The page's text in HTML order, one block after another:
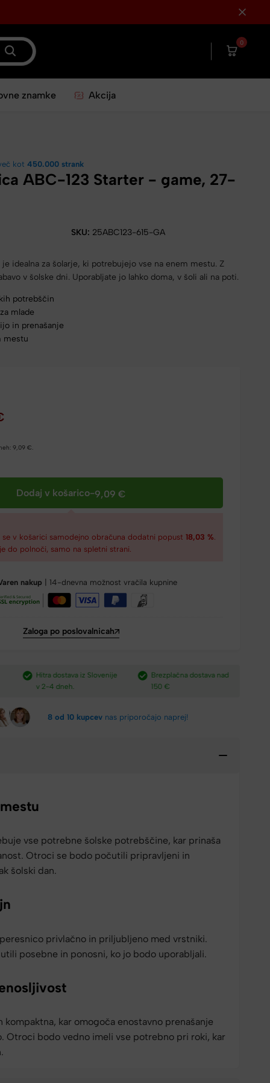
0
znamke Akcija
kot450.000 strank
ABC-123 Starter - game, 27-
SKU: 25ABC123-615-GA
je idealna za šolarje, ki potrebujejo vse na enem mestu. Z
v šolske dni. Uporabljate jo lahko doma, v šoli ali na poti.
potrebščin
mlade
in prenašanje
mestu
9,09€.
Dodaj v košarico-9,09€
se v košarici samodejno obračuna dodatni popust18,03 %.
do polnoči, samo na spletni strani.
nakup | 14-dnevna možnost vračila kupnine
Zaloga po poslovalnicah
Brezplačna dostava nad
150 €​
Plačilo po povzetju,
preko paypal-a in kartic.​
8 od 10 kupcevnas priporočajo naprej!
vse potrebne šolske potrebščine, kar prinaša
Otroci se bodo počutili pripravljeni in
šolski dan.
privlačno in priljubljeno med vrstniki.
posebne in ponosni, ko jo bodo uporabljali.
kompaktna, kar omogoča enostavno prenašanje
Otroci bodo vedno imeli vse potrebno pri roki, kar